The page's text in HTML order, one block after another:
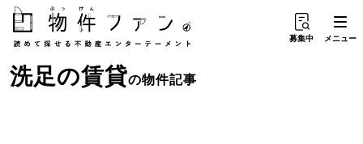
募集中 メニュー
洗足の賃貸の物件記事